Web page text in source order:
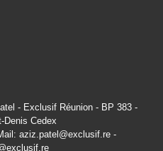
- Exclusif Réunion - BP 383 -
Denis Cedex
aziz.patel@exclusif.re -